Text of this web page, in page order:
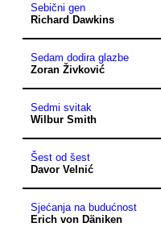
Sebični gen
Richard Dawkins
Sedam dodira glazbe
Zoran Živković
Sedmi svitak
Wilbur Smith
Šest od šest
Davor Velnić
Sjećanja na budućnost
Erich von Däniken